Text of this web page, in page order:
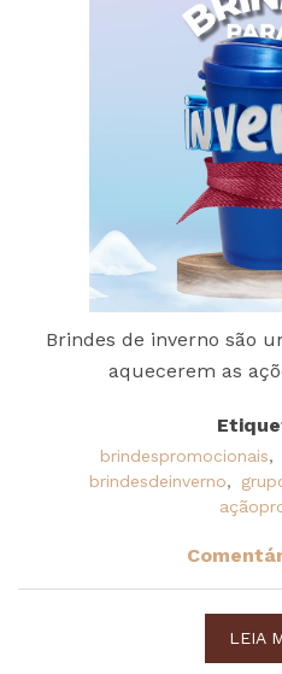
Brindes de inverno são
aquecerem as
brindespromocionais,
brindesdeinverno,
LEIA